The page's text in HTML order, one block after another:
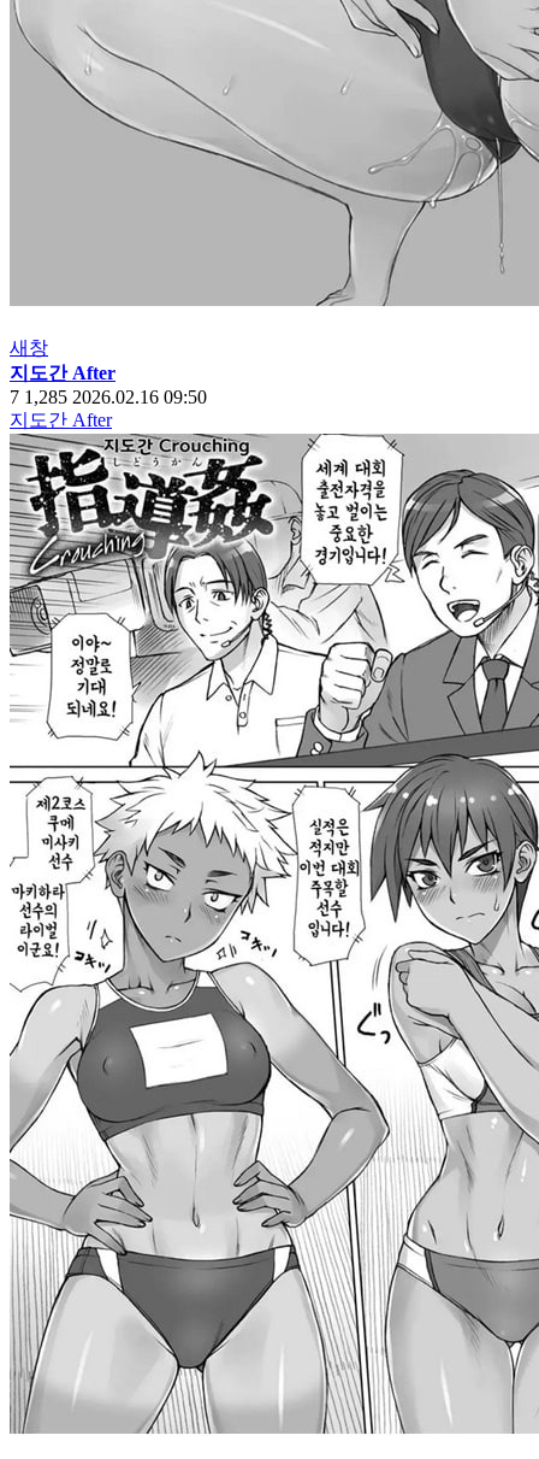
새창
지도간 After
7 1,285 2026.02.16 09:50
지도간 After